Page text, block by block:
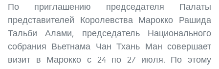
По приглашению председателя Палаты
представителей Королевства Марокко Рашида
Тальби Алами, председатель Национального
собрания Вьетнама Чан Тхань Ман совершает
визит в Марокко с 24 по 27 июля. По этому